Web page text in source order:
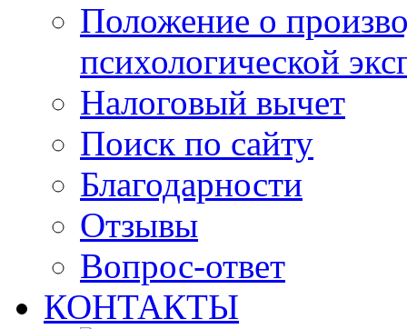
Положение о
психологической
Налоговый вычет
Поиск по сайту
Благодарности
Отзывы
Вопрос-ответ
КОНТАКТЫ